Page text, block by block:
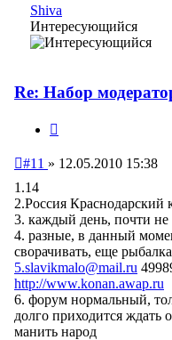
Shiva
Интересующийся
Re: Набор
Непрочитанное
#11 » 12.05.2010 15:38
1.14
2.Россия Краснодарский
3. каждый день, почти
4. разные, в данный
сворачивать, еще рыбалка
5.slavikmalo@mail.ru
http://www.konan.awap.ru
6. форум нормальный,
долго приходится ждать
манить народ